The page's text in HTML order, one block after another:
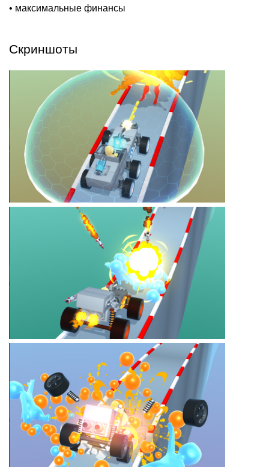
• максимальные финансы
Скриншоты